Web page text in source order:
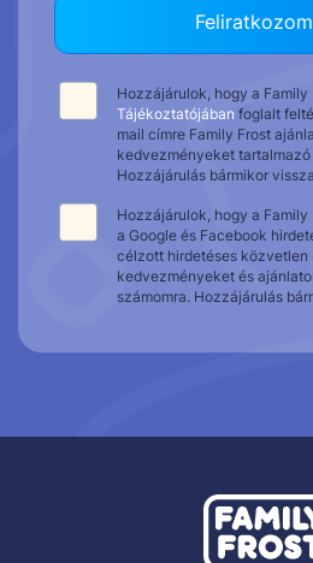
Feliratkozom
Hozzájárulok, hogy a Family
Tájékoztatójában foglalt
mail címre Family Frost
kedvezményeket
Hozzájárulás bármikor
Hozzájárulok, hogy a
a Google és Facebook
célzott hirdetéses közvetlen
kedvezményeket és
számomra. Hozzájárulás